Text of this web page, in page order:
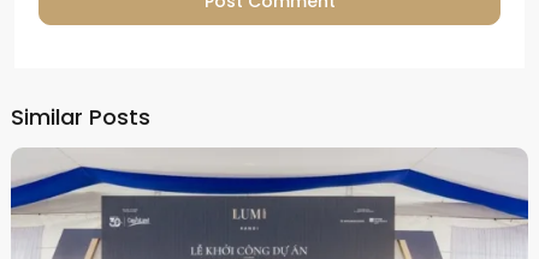
Similar Posts